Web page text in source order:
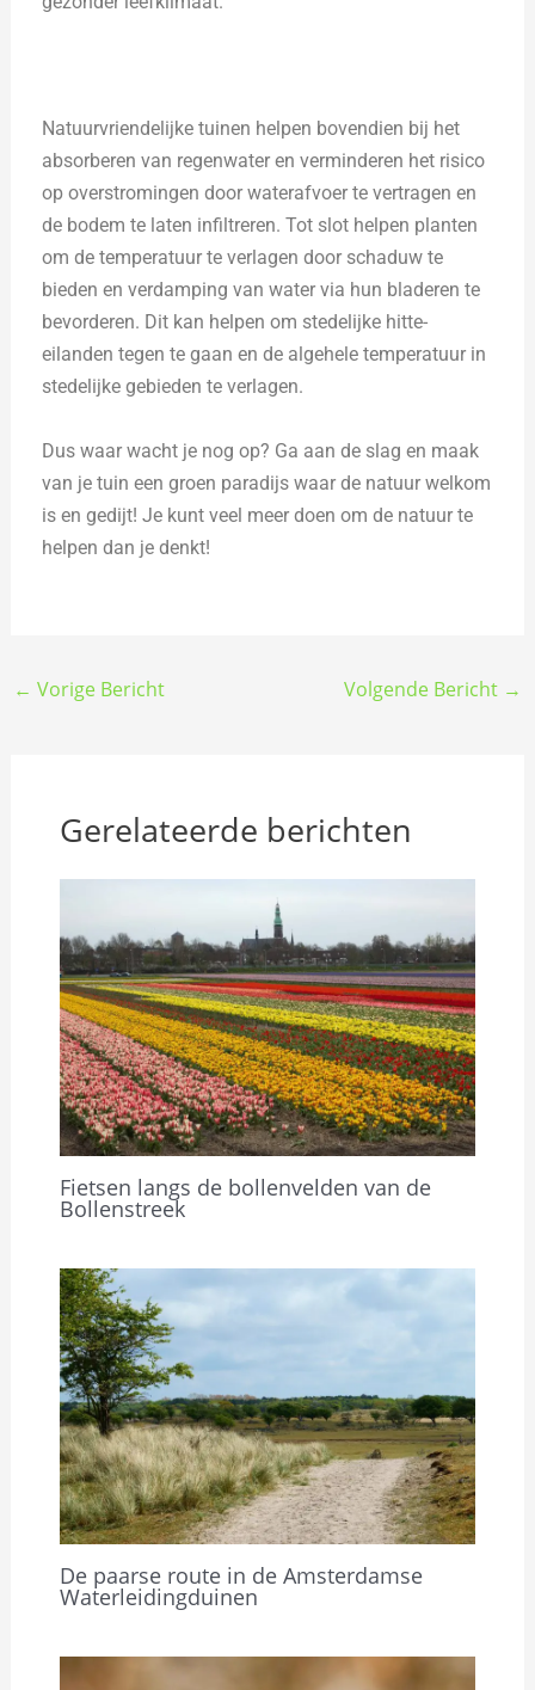
Natuurvriendelijke tuinen helpen bovendien bij het
absorberen van regenwater en verminderen het risico
op overstromingen door waterafvoer te vertragen en
de bodem te laten infiltreren. Tot slot helpen planten
om de temperatuur te verlagen door schaduw te
bieden en verdamping van water via hun bladeren te
bevorderen. Dit kan helpen om stedelijke hitte-
eilanden tegen te gaan en de algehele temperatuur in
stedelijke gebieden te verlagen.
Dus waar wacht je nog op? Ga aan de slag en maak
van je tuin een groen paradijs waar de natuur welkom
is en gedijt! Je kunt veel meer doen om de natuur te
helpen dan je denkt!
← Vorige Bericht Volgende Bericht →
Gerelateerde berichten
Fietsen langs de bollenvelden van de
Bollenstreek
De paarse route in de Amsterdamse
Waterleidingduinen